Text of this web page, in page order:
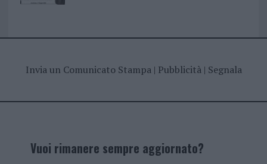
Invia un Comunicato Stampa| Pubblicità| Segnala
Vuoi rimanere sempre aggiornato?